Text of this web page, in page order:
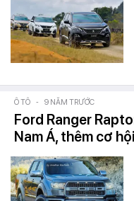
Ô TÔ - 9 NĂM TRƯỚC
Ford Ranger
Nam Á, thêm cơ